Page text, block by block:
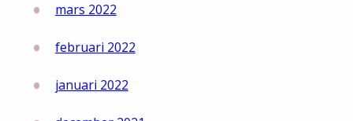
mars 2022
februari 2022
januari 2022